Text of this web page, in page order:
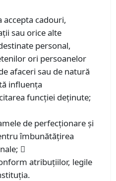
accepta cadouri,
sau orice alte
personal,
ori persoanelor
afaceri sau de natură
influenţa
funcţiei deţinute;
de perfecţionare şi
îmbunătăţirea

atribuţiilor, legile